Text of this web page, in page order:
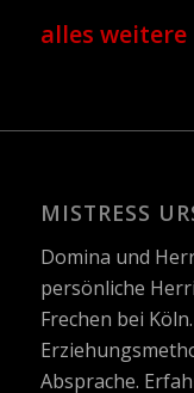
alles weitere
MISTRESS
Domina und
persönliche
Frechen bei
Absprache.